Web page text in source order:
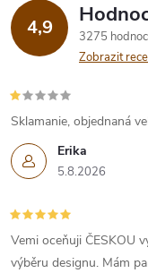
4,9
3275
Zobrazit
Erika
5.8.2026
Sklamanie, objednaná
Vemi oceňuji ČESKOU
výběru designu. Mám